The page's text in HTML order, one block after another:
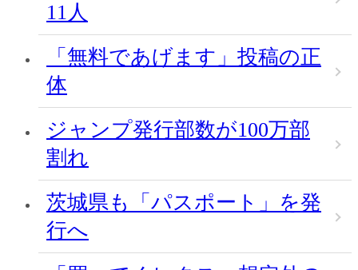
11人
「無料であげます」投稿の正
体
ジャンプ発行部数が100万部
割れ
茨城県も「パスポート」を発
行へ